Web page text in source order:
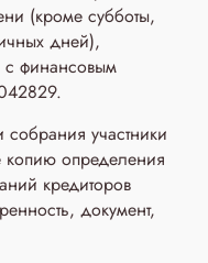
(кроме субботы,
дней),
с финансовым
участники
определения
кредиторов
документ,